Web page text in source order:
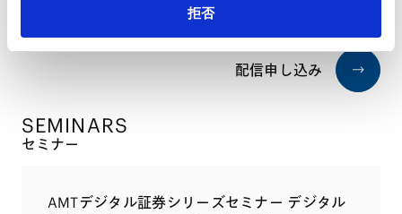
拒否
配信申し込み
SEMINARS
セミナー
AMTデジタル証券シリーズセミナー デジタル